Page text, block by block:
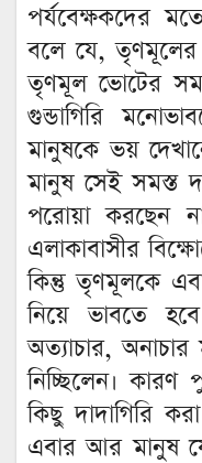
পর্যবেক্ষকদের
বলে যে,
তৃণমূল ভোটের
গুন্ডাগিরি
মানুষকে ভয়
মানুষ সেই সমস্ত
পরোয়া করছেন
এলাকাবাসীর
কিন্তু তৃণমূলকে
নিয়ে ভাবতে
অত্যাচার,
নিচ্ছিলেন।
কিছু দাদাগিরি
এবার আর মানুষ